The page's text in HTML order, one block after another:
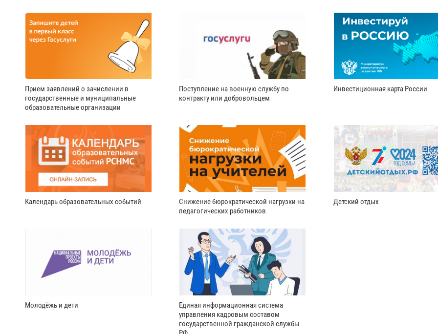
Прием заявлений о зачислении в
государственные и муниципальные
образовательные организации
Поступление на военную службу по
контракту или добровольцем
Инвестиционная карта России
Календарь образовательных событий
Снижение бюрократической нагрузки на
педагогических работников
Детский отдых
Молодёжь и дети
Единая информационная система
управления кадровым составом
государственной гражданской службы